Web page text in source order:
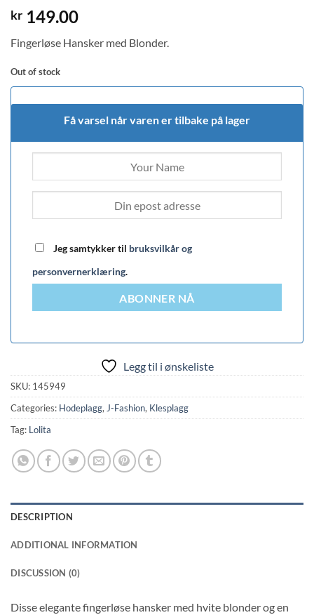
kr 149.00
Fingerløse Hansker med Blonder.
Out of stock
Få varsel når varen er tilbake på lager
Jeg samtykker til bruksvilkår og
personvernerklæring.
ABONNER NÅ
Legg til i ønskeliste
SKU: 145949
Categories: Hodeplagg,J-Fashion, Klesplagg
Tag: Lolita
DESCRIPTION
ADDITIONAL INFORMATION
DISCUSSION (0)
Disse elegante fingerløse hansker med hvite blonder og en